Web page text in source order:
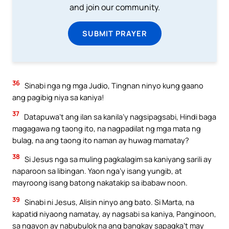
and join our community.
SUBMIT PRAYER
36 Sinabi nga ng mga Judio, Tingnan ninyo kung gaano
ang pagibig niya sa kaniya!
37 Datapuwa’t ang ilan sa kanila’y nagsipagsabi, Hindi baga
magagawa ng taong ito, na nagpadilat ng mga mata ng
bulag, na ang taong ito naman ay huwag mamatay?
38 Si Jesus nga sa muling pagkalagim sa kaniyang sarili ay
naparoon sa libingan. Yaon nga’y isang yungib, at
mayroong isang batong nakatakip sa ibabaw noon.
39 Sinabi ni Jesus, Alisin ninyo ang bato. Si Marta, na
kapatid niyaong namatay, ay nagsabi sa kaniya, Panginoon,
sa ngayon ay nabubulok na ang bangkay sapagka’t may